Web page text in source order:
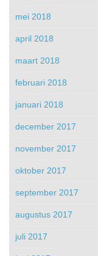
mei 2018
april 2018
maart 2018
februari 2018
januari 2018
december 2017
november 2017
oktober 2017
september 2017
augustus 2017
juli 2017